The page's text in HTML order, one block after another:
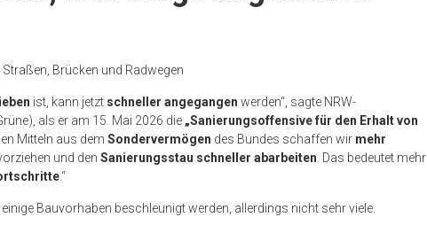
Brücken und Radwegen
ist, kann jetzt schneller angegangen werden“, sagte NRW-
als er am 15. Mai 2026 die „Sanierungsoffensive für den Erhalt von
Mitteln aus dem Sondervermögen des Bundes schaffen wir mehr
und den Sanierungsstau schneller abarbeiten . Das bedeutet mehr
.“
Bauvorhaben beschleunigt werden, allerdings nicht sehr viele.